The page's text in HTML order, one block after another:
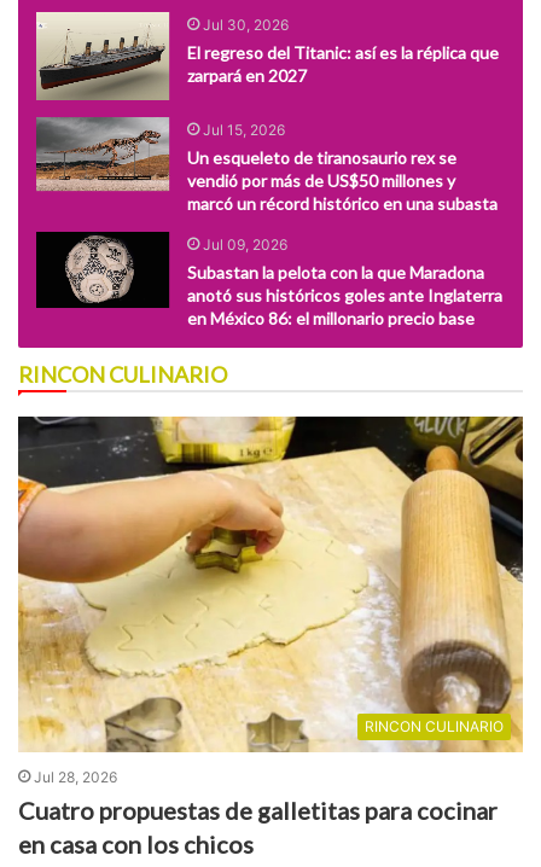
Jul 30, 2026
El regreso del Titanic: así es la réplica que
zarpará en 2027
Jul 15, 2026
Un esqueleto de tiranosaurio rex se
vendió por más de US$50 millones y
marcó un récord histórico en una subasta
Jul 09, 2026
Subastan la pelota con la que Maradona
anotó sus históricos goles ante Inglaterra
en México 86: el millonario precio base
RINCON CULINARIO
RINCON CULINARIO
Jul 28, 2026
Cuatro propuestas de galletitas para cocinar
en casa con los chicos